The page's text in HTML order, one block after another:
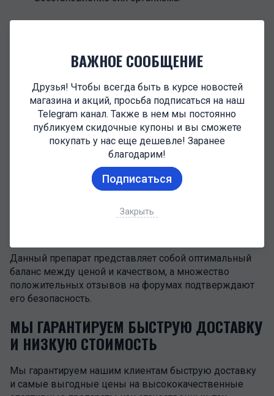
ВАЖНОЕ СООБЩЕНИЕ
Друзья! Чтобы всегда быть в курсе новостей
магазина и акций, просьба подписаться на наш
Telegram канал. Также в нем мы постоянно
публикуем скидочные купоны и вы сможете
покупать у нас еще дешевле! Заранее
благодарим!
Подписаться
Закрыть
ДОЗИРОВКА
Для определения подходящей дозировки необходимо
проконсультироваться с врачом. Как правило,
спортсмены принимают препарат в течение 12 недель.
ХРАНЕНИЕ
Для сохранения эффективности препарат следует
хранить в холодильнике.
Данный препарат представляет собой оптимальный
баланс между ценой и качеством, а множество
положительных отзывов на форумах подтверждают
его безопасность.
МЫ ГАРАНТИРУЕМ БЫСТРУЮ ДОСТАВКУ
И НИЗКУЮ СТОИМОСТЬ
Мы гарантируем нашим клиентам быструю доставку
и самые выгодные цены на высококачественные